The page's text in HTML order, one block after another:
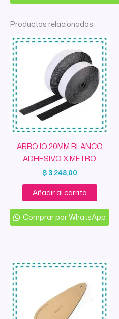
UNID
Productos relacionados
ABROJO 20MM BLANCO
ADHESIVO X METRO
$3.248,00
Añadir al carrito
Comprar por WhatsApp